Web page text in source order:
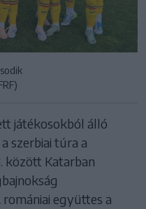
játékosokból álló
szerbiai túra a
között Katarban
együttes a